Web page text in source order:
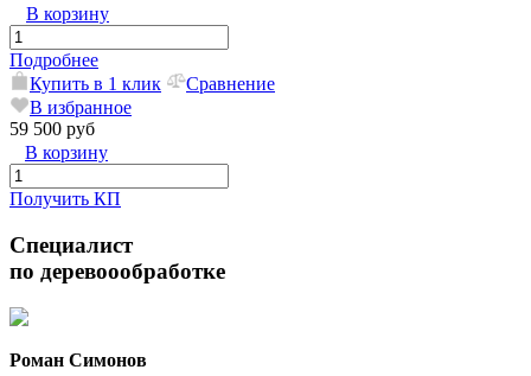
В корзину
Подробнее
Купить в 1 клик
Сравнение
В избранное
59 500 руб
В корзину
Получить КП
Специалист
по деревоообработке
Роман Симонов